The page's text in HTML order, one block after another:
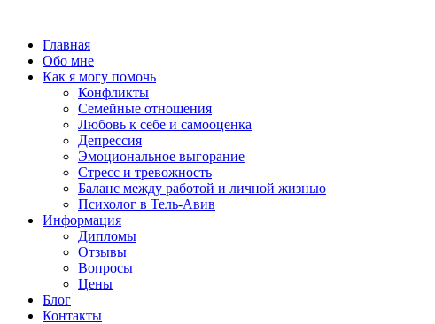
Главная
Обо мне
Как я могу помочь
Конфликты
Семейные отношения
Любовь к себе и самооценка
Депрессия
Эмоциональное выгорание
Стресс и тревожность
Баланс между работой и личной жизнью
Психолог в Тель-Авив
Информация
Дипломы
Отзывы
Вопросы
Цены
Блог
Контакты